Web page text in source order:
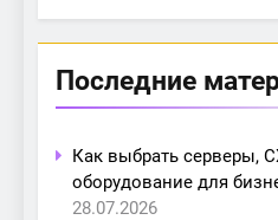
Последние
Как выбрать серверы,
оборудование для
28.07.2026